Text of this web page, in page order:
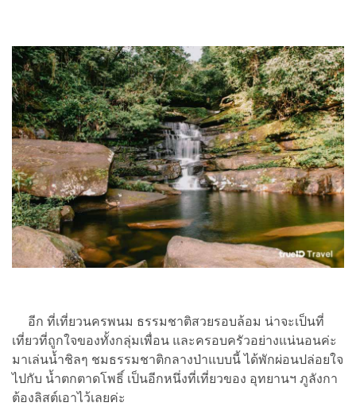
อีก ที่เที่ยวนครพนม ธรรมชาติสวยรอบล้อม น่าจะเป็นที่
เที่ยวที่ถูกใจของทั้งกลุ่มเพื่อน และครอบครัวอย่างแน่นอนค่ะ
มาเล่นน้ำชิลๆ ชมธรรมชาติกลางป่าแบบนี้ ได้พักผ่อนปล่อยใจ
ไปกับ น้ำตกตาดโพธิ์ เป็นอีกหนึ่งที่เที่ยวของ อุทยานฯ ภูลังกา
ต้องลิสต์เอาไว้เลยค่ะ